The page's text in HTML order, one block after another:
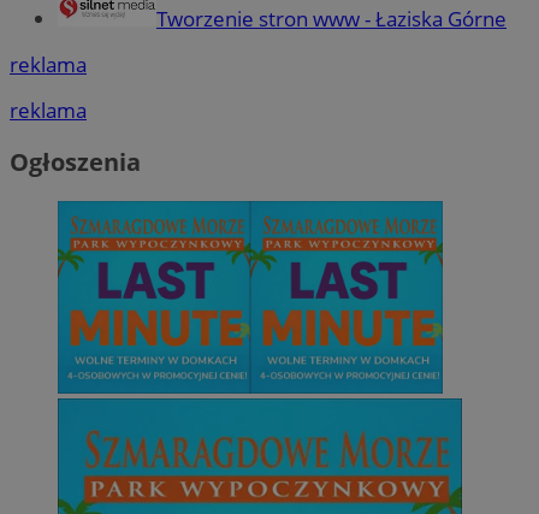
Tworzenie stron www - Łaziska Górne
reklama
reklama
Ogłoszenia